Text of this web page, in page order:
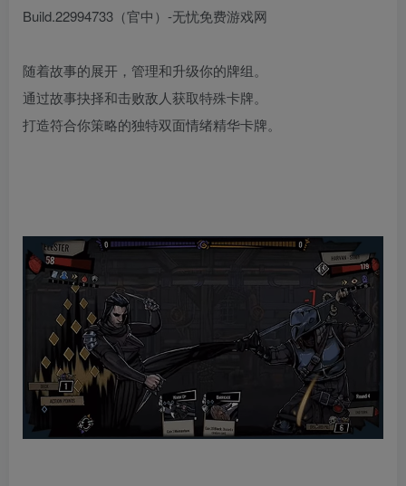
随着故事的展开，管理和升级你的牌组。
通过故事抉择和击败敌人获取特殊卡牌。
打造符合你策略的独特双面情绪精华卡牌。